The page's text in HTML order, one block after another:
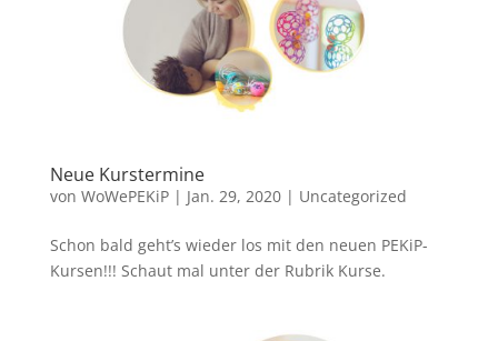
Neue Kurstermine
von WoWePEKiP| Jan. 29, 2020| Uncategorized
Schon bald geht’s wieder los mit den neuen PEKiP-
Kursen!!! Schaut mal unter der Rubrik Kurse.